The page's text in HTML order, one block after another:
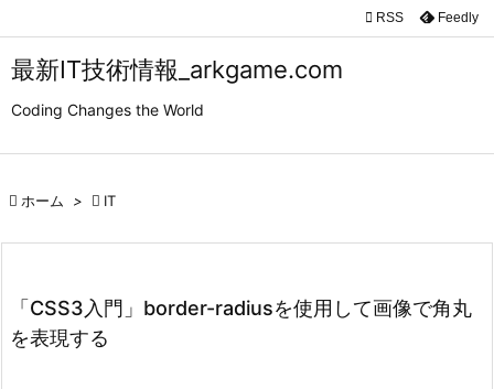
最新IT技術情報_arkgame.com
Coding Changes the World


検索
 RSS Feedly
 ホーム >  IT
「CSS3入門」border-radiusを使用して画像で角丸
を表現する